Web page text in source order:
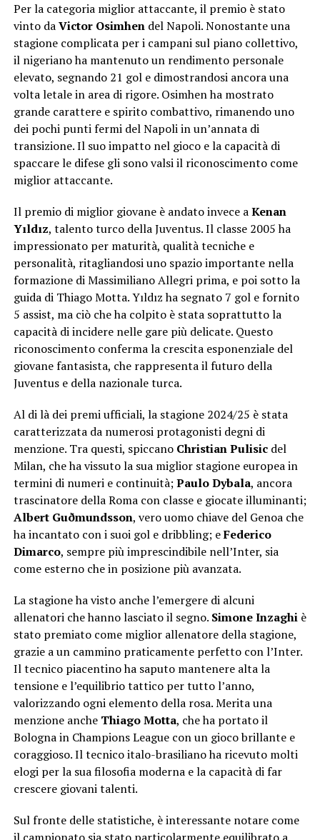
Per la categoria miglior attaccante, il premio è stato
vinto daVictor Osimhendel Napoli. Nonostante una
stagione complicata per i campani sul piano collettivo,
il nigeriano ha mantenuto un rendimento personale
elevato, segnando 21 gol e dimostrandosi ancora una
volta letale in area di rigore. Osimhen ha mostrato
grande carattere e spirito combattivo, rimanendo uno
dei pochi punti fermi del Napoli in un’annata di
transizione. Il suo impatto nel gioco e la capacità di
spaccare le difese gli sono valsi il riconoscimento come
miglior attaccante.
Il premio di miglior giovane è andato invece aKenan
Yıldız, talento turco della Juventus. Il classe 2005 ha
impressionato per maturità, qualità tecniche e
personalità, ritagliandosi uno spazio importante nella
formazione di Massimiliano Allegri prima, e poi sotto la
guida di Thiago Motta. Yıldız ha segnato 7 gol e fornito
5 assist, ma ciò che ha colpito è stata soprattutto la
capacità di incidere nelle gare più delicate. Questo
riconoscimento conferma la crescita esponenziale del
giovane fantasista, che rappresenta il futuro della
Juventus e della nazionale turca.
Al di là dei premi ufficiali, la stagione 2024/25 è stata
caratterizzata da numerosi protagonisti degni di
menzione. Tra questi, spiccano Christian Pulisicdel
Milan, che ha vissuto la sua miglior stagione europea in
termini di numeri e continuità;Paulo Dybala, ancora
trascinatore della Roma con classe e giocate illuminanti;
Albert Guðmundsson, vero uomo chiave del Genoa che
ha incantato con i suoi gol e dribbling; eFederico
Dimarco, sempre più imprescindibile nell’Inter, sia
come esterno che in posizione più avanzata.
La stagione ha visto anche l’emergere di alcuni
allenatori che hanno lasciato il segno. Simone Inzaghiè
stato premiato come miglior allenatore della stagione,
grazie a un cammino praticamente perfetto con l’Inter.
Il tecnico piacentino ha saputo mantenere alta la
tensione e l’equilibrio tattico per tutto l’anno,
valorizzando ogni elemento della rosa. Merita una
menzione anche Thiago Motta, che ha portato il
Bologna in Champions League con un gioco brillante e
coraggioso. Il tecnico italo-brasiliano ha ricevuto molti
elogi per la sua filosofia moderna e la capacità di far
crescere giovani talenti.
Sul fronte delle statistiche, è interessante notare come